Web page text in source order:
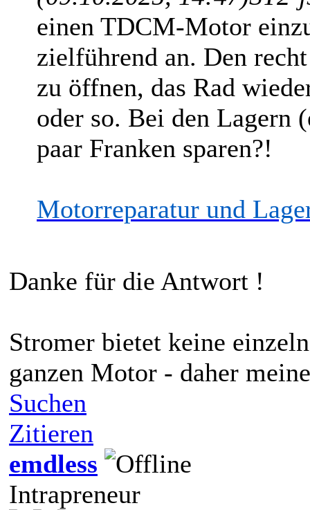
einen TDCM-Motor
zielführend an. Den
zu öffnen, das Rad
oder so. Bei den Lagern
paar Franken sparen?!
Motorreparatur und
Danke für die Antwort !
Stromer bietet keine
ganzen Motor - daher
Suchen
Zitieren
emdless
Intrapreneur